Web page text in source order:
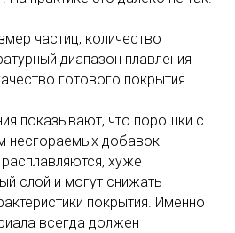
частиц, количество
диапазон плавления
готового покрытия.
показывают, что порошки с
несгораемых добавок
хуже
слой и могут снижать
покрытия. Именно
всегда должен